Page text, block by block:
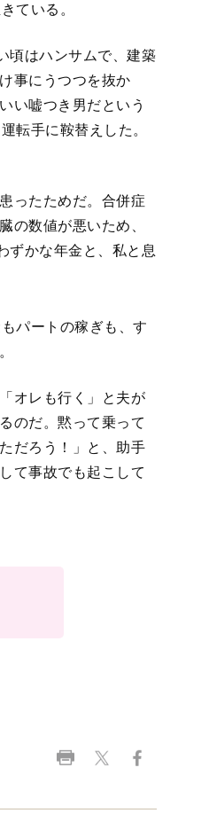
ている。
頃はハンサムで、建築
事にうつつを抜か
い嘘つき男だという
転手に鞍替えした。
ったためだ。合併症
の数値が悪いため、
ずかな年金と、私と息
パートの稼ぎも、す
オレも行く」と夫が
のだ。黙って乗って
だろう！」と、助手
て事故でも起こして